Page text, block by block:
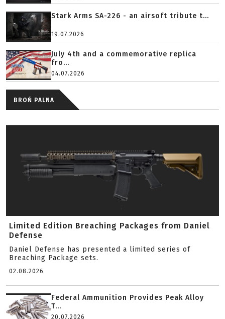
Stark Arms SA-226 - an airsoft tribute t...
19.07.2026
July 4th and a commemorative replica
fro...
04.07.2026
BROŃ PALNA
Limited Edition Breaching Packages from Daniel
Defense
Daniel Defense has presented a limited series of
Breaching Package sets.
02.08.2026
Federal Ammunition Provides Peak Alloy
T...
20.07.2026